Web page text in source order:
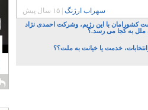
سهراب ارژنگ ۱۵ سال پیش
کشورامان با این رژیم، وشرکت احمدی نژاد
ملل به کجا می رسد.؟
خدمت یا خیانت به ملت؟؟